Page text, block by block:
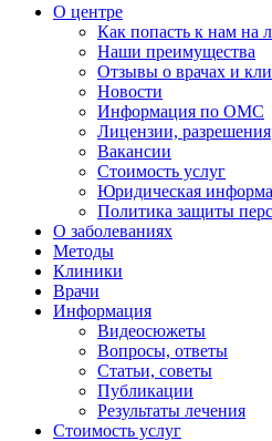
О центре
Как попасть к нам на
Наши преимущества
Отзывы о врачах и
Новости
Информация по ОМС
Лицензии, разрешения
Вакансии
Стоимость услуг
Юридическая
Политика защиты
О заболеваниях
Методы
Клиники
Врачи
Информация
Видеосюжеты
Вопросы, ответы
Статьи, советы
Публикации
Результаты лечения
Стоимость услуг